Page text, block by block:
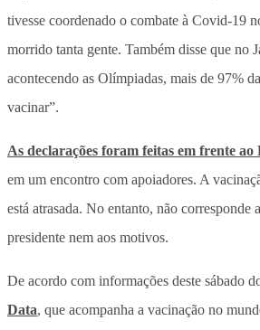
tivesse coordenado o combate à Covid-19
morrido tanta gente. Também disse que no
acontecendo as Olímpiadas, mais de 97%
vacinar”.
As declarações foram feitas em frente
em um encontro com apoiadores. A
está atrasada. No entanto, não corresponde
presidente nem aos motivos.
De acordo com informações deste sábado
Data, que acompanha a vacinação no